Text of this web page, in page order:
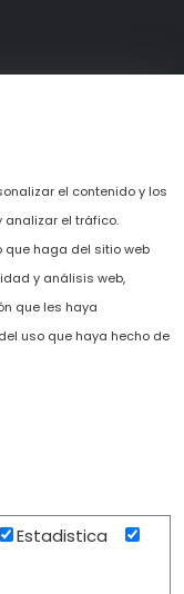
al+34 696 478 407
que hemos
el contenido y los
analizar el tráfico.
que haga del sitio web
y análisis web,
que les haya
uso que haya hecho de
Estadistica